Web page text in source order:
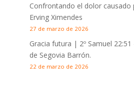
Confrontando el dolor causado
Erving Ximendes
27 de marzo de 2026
Gracia futura | 2º Samuel 22:51
de Segovia Barrón.
22 de marzo de 2026